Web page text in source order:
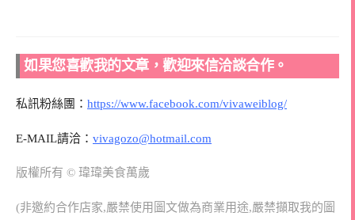
如果您喜歡我的文章，歡迎來信洽談合作。
私訊粉絲團： https://www.facebook.com/vivaweiblog/
E-MAIL請洽： vivagozo@hotmail.com
版權所有 © 瑋瑋美食萬歲
(非邀約合作店家,嚴禁使用圖文做為商業用途,嚴禁擷取我的圖